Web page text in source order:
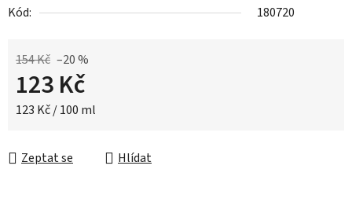
Kód:
180720
154 Kč –20 %
123 Kč
Měrná cena:
123 Kč / 100 ml
Zeptat se Hlídat